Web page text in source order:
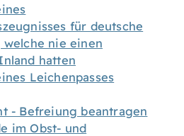
für deutsche
welche nie einen
hatten
Leichenpasses
- Befreiung beantragen
im Obst- und